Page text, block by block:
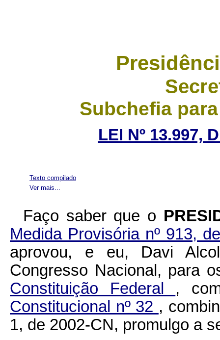
Subchefia
LEI Nº 13.997,
Ver mais...
Texto compilado
Faço saber que o
Medida Provisória nº 913,
aprovou, e eu, Davi
Congresso Nacional, para
Constituição Federal ,
Constitucional nº 32 ,
1, de 2002-CN, promulgo a